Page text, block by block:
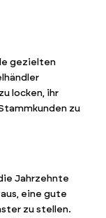
gezielten
locken, ihr
zu
Jahrzehnte
eine gute
zu stellen.